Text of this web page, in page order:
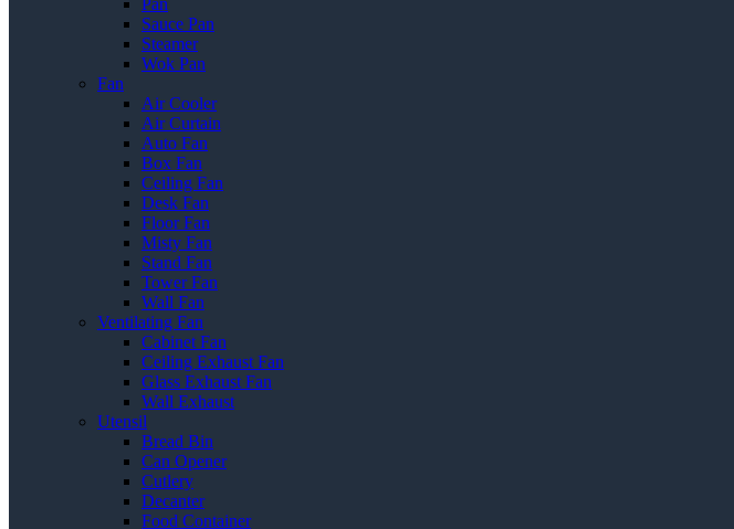
Pan
Sauce Pan
Steamer
Wok Pan
Fan
Air Cooler
Air Curtain
Auto Fan
Box Fan
Ceiling Fan
Desk Fan
Floor Fan
Misty Fan
Stand Fan
Tower Fan
Wall Fan
Ventilating Fan
Cabinet Fan
Ceiling Exhaust Fan
Glass Exhaust Fan
Wall Exhaust
Utensil
Bread Bin
Can Opener
Cutlery
Decanter
Food Container